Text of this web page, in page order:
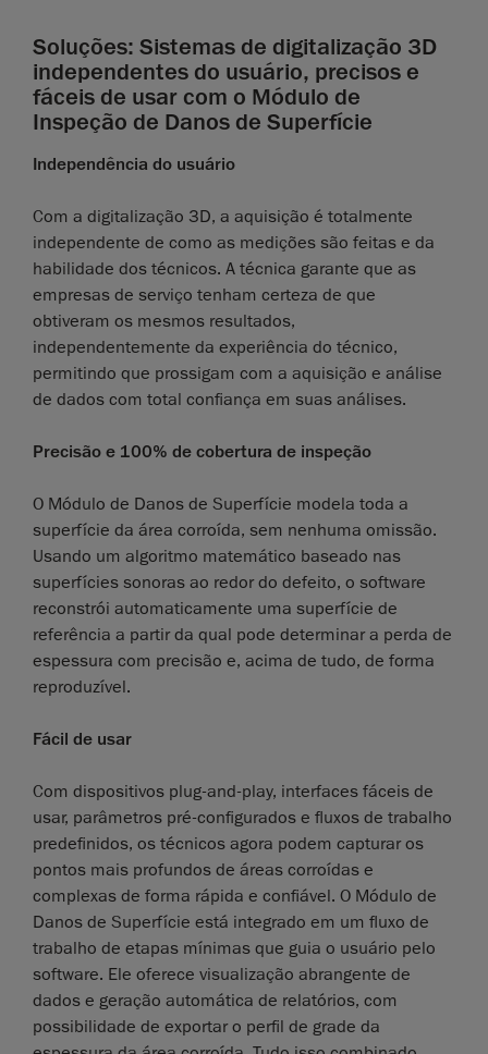
Soluções: Sistemas de digitalização 3D
independentes do usuário, precisos e
fáceis de usar com o Módulo de
Inspeção de Danos de Superfície
Independência do usuário
Com a digitalização 3D, a aquisição é totalmente
independente de como as medições são feitas e da
habilidade dos técnicos. A técnica garante que as
empresas de serviço tenham certeza de que
obtiveram os mesmos resultados,
independentemente da experiência do técnico,
permitindo que prossigam com a aquisição e análise
de dados com total confiança em suas análises.
Precisão e 100% de cobertura de inspeção
O Módulo de Danos de Superfície modela toda a
superfície da área corroída, sem nenhuma omissão.
Usando um algoritmo matemático baseado nas
superfícies sonoras ao redor do defeito, o software
reconstrói automaticamente uma superfície de
referência a partir da qual pode determinar a perda de
espessura com precisão e, acima de tudo, de forma
reproduzível.
Fácil de usar
Com dispositivos plug-and-play, interfaces fáceis de
usar, parâmetros pré-configurados e fluxos de trabalho
predefinidos, os técnicos agora podem capturar os
pontos mais profundos de áreas corroídas e
complexas de forma rápida e confiável. O Módulo de
Danos de Superfície está integrado em um fluxo de
trabalho de etapas mínimas que guia o usuário pelo
software. Ele oferece visualização abrangente de
dados e geração automática de relatórios, com
possibilidade de exportar o perfil de grade da